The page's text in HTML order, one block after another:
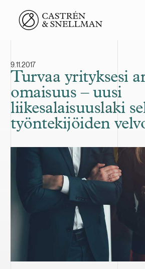
Front page
9.11.2017
Turvaa yrityksesi
omaisuus – uusi
liikesalaisuuslaki
työntekijöiden